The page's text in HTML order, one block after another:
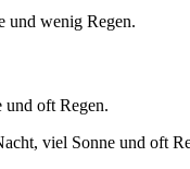
und wenig Regen.
und oft Regen.
viel Sonne und oft